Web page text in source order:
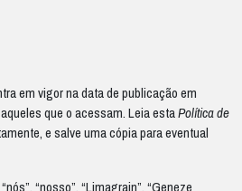
em vigor na data de publicação em
que o acessam. Leia estaPolítica de
e salve uma cópia para eventual
“nosso”, “Limagrain”, “Geneze